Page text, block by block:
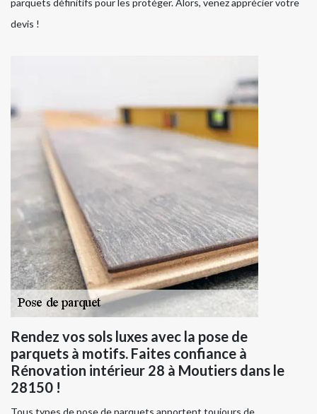
parquets définitifs pour les protéger. Alors, venez apprécier votre
devis !
Rendez vos sols luxes avec la pose de
parquets à motifs. Faites confiance à
Rénovation intérieur 28 à Moutiers dans le
28150 !
Tous types de pose de parquets apportent toujours de